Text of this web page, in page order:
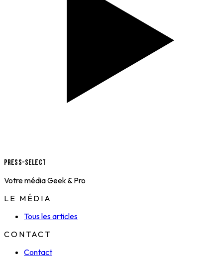
Press-Select
Votre média Geek & Pro
LE MÉDIA
Tous les articles
CONTACT
Contact